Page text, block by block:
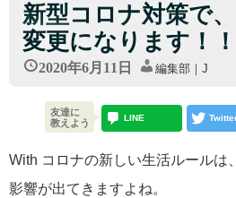
新型コロナ対策で
変更になります！！
2020年6月11日 編集部｜J
With コロナの新しい生活ルールは
影響が出てきますよね。
友達に
教えよう
LINE